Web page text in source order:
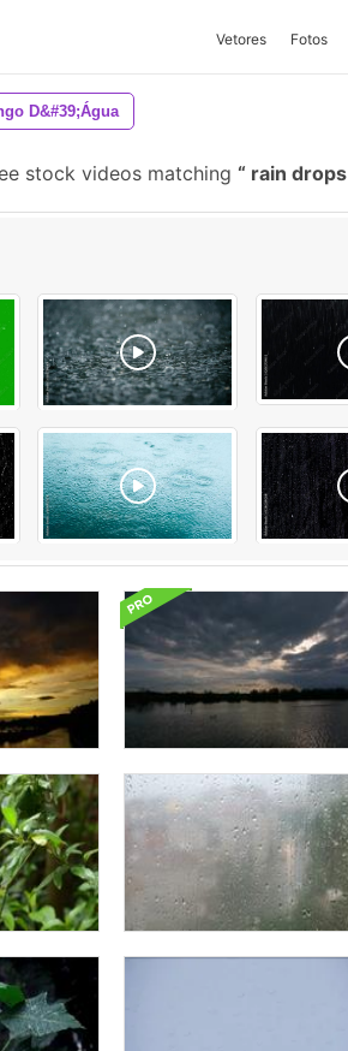
Vetores Fotos
D&#39;água
stock videos matching rain drops